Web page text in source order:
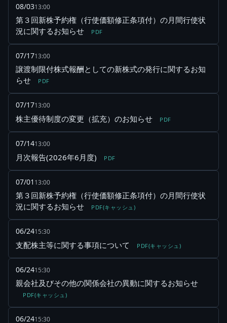
08/0313:00
第３回新株予約権（行使価額修正条項付）の月間行使状
況に関するお知らせ
PDF
07/1713:00
譲渡制限付株式報酬としての新株式の発行に関するお知
らせ
PDF
07/1713:00
株主優待制度の変更（拡充）のお知らせ PDF
07/1413:00
月次報告(2026年6月度) PDF
07/01 13:00
第３回新株予約権（行使価額修正条項付）の月間行使状
況に関するお知らせ
PDF(キャッシュ)
06/2415:30
支配株主等に関する事項について PDF(キャッシュ)
06/2415:30
親会社及びその他の関係会社の異動に関するお知らせ
PDF(キャッシュ)
06/2415:30